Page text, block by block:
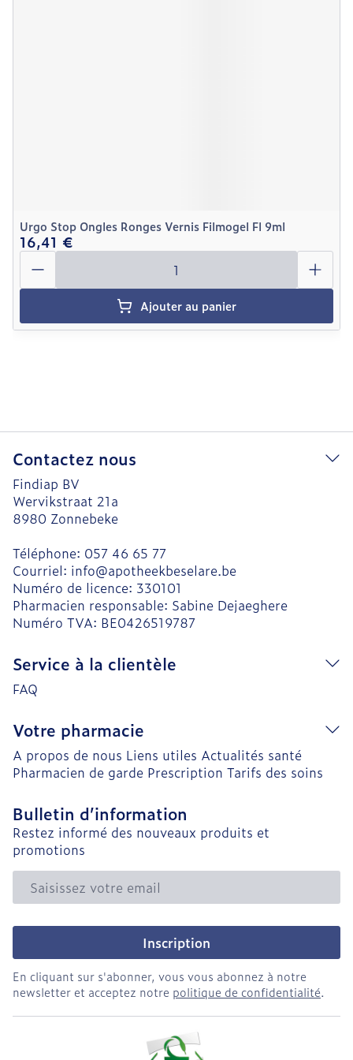
Urgo Stop Ongles Ronges Vernis Filmogel Fl 9ml
16,41 €
Quantité
Ajouter au panier
Contactez nous
Findiap BV
Wervikstraat 21a
8980 Zonnebeke
Téléphone: 057 46 65 77
Courriel: info@apotheekbeselare.be
Numéro de licence: 330101
Pharmacien responsable: Sabine Dejaeghere
Numéro TVA: BE0426519787
Service à la clientèle
FAQ
Votre pharmacie
A propos de nous Liens utiles Actualités santé
Pharmacien de garde Prescription Tarifs des soins
Bulletin d’information
Restez informé des nouveaux produits et
promotions
Adresse mail
Inscription
En cliquant sur s'abonner, vous vous abonnez à notre
newsletter et acceptez notre politique de confidentialité.